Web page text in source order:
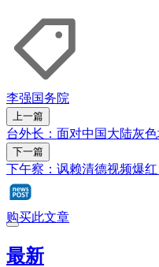
李强国务院
上一篇
台外长：面对中国大陆灰
下一篇
下午察：讽赖清德视频爆
购买此文章
最新